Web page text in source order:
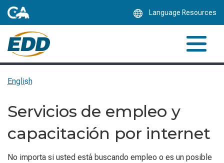
Language Resources
English
Servicios de empleo y
capacitación por internet
No importa si usted está buscando empleo o es un posible